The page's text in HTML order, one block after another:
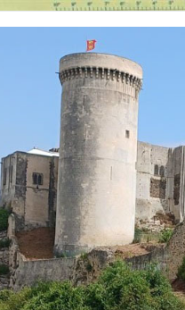
nationalités et de toutes époques.